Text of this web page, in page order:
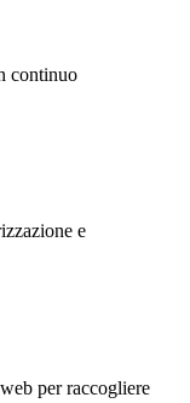
continuo
e
per raccogliere